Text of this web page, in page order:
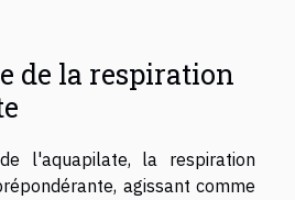
de la respiration
l'aquapilate, la respiration
agissant comme